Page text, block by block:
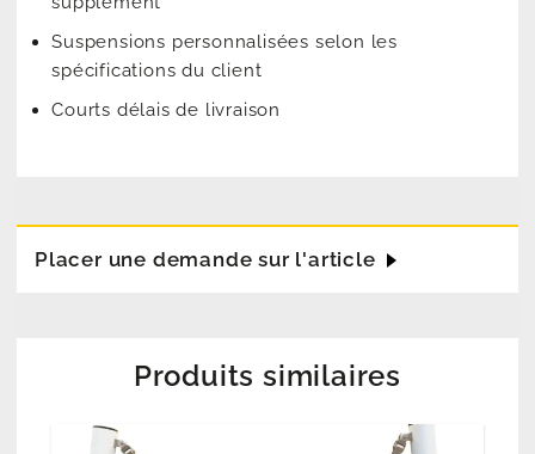
Suspensions personnalisées selon les
spécifications du client
Courts délais de livraison
Placer une demande sur l'article
Produits similaires